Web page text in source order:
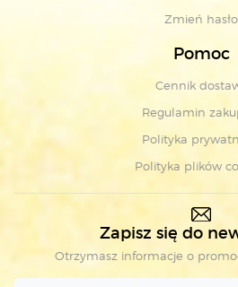
Zmień hasło
Pomoc
Cennik
Regulamin
Polityka
Polityka plików
Zapisz się do
Otrzymasz informacje o